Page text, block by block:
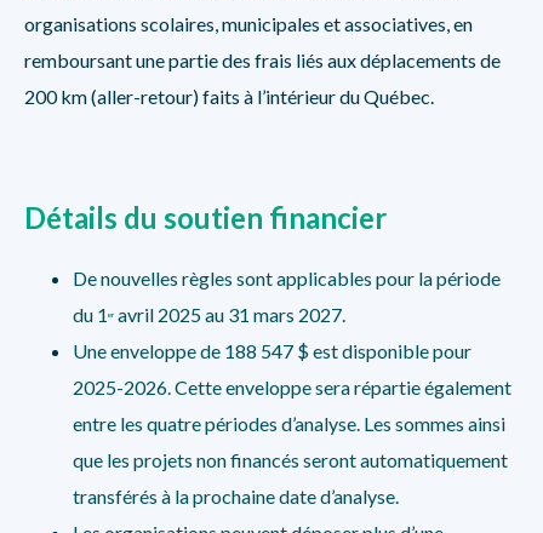
organisations scolaires, municipales et associatives, en
remboursant une partie des frais liés aux déplacements de
200 km (aller-retour) faits à l’intérieur du Québec.
Détails du soutien financier
De nouvelles règles sont applicables pour la période
du 1 er avril 2025 au 31 mars 2027.
Une enveloppe de 188 547 $ est disponible pour
2025-2026. Cette enveloppe sera répartie également
entre les quatre périodes d’analyse. Les sommes ainsi
que les projets non financés seront automatiquement
transférés à la prochaine date d’analyse.